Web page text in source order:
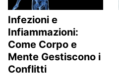
Infezioni e
Infiammazioni:
Come Corpo e
Mente Gestiscono i
Conflitti